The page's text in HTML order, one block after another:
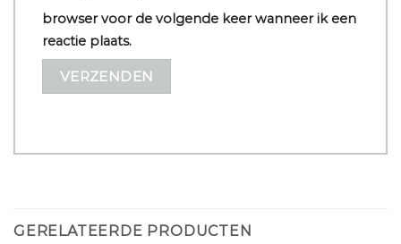
browser voor de volgende keer wanneer ik een
reactie plaats.
GERELATEERDE PRODUCTEN